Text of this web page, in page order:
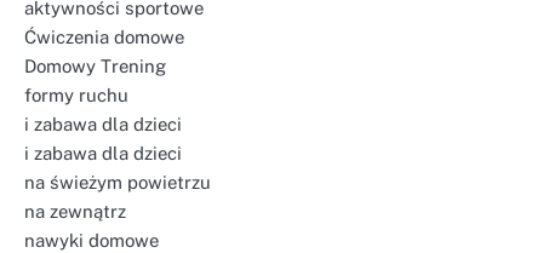
aktywności sportowe
Ćwiczenia domowe
Domowy Trening
formy ruchu
i zabawa dla dzieci
i zabawa dla dzieci
na świeżym powietrzu
na zewnątrz
nawyki domowe